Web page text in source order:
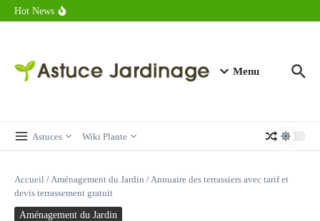
Aller au contenu
Hot News
Combien de calories dans un croque monsieur en 2025 ?
Menu
Astuces Wiki Plante
Accueil /Aménagement du Jardin /Annuaire des terrassiers avec tarif et
devis terrassement gratuit
Aménagement du Jardin